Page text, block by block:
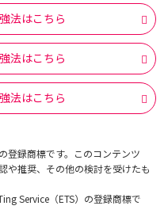
法はこちら
法はこちら
法はこちら
登録商標です。このコンテンツ
や推奨、その他の検討を受けたも
Service（ETS）の登録商標で